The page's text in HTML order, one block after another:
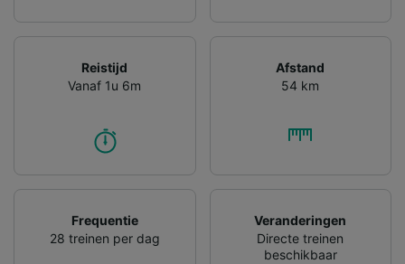
Reistijd
Vanaf 1u 6m
Afstand
54 km
Frequentie
28 treinen per dag
Veranderingen
Directe treinen
beschikbaar